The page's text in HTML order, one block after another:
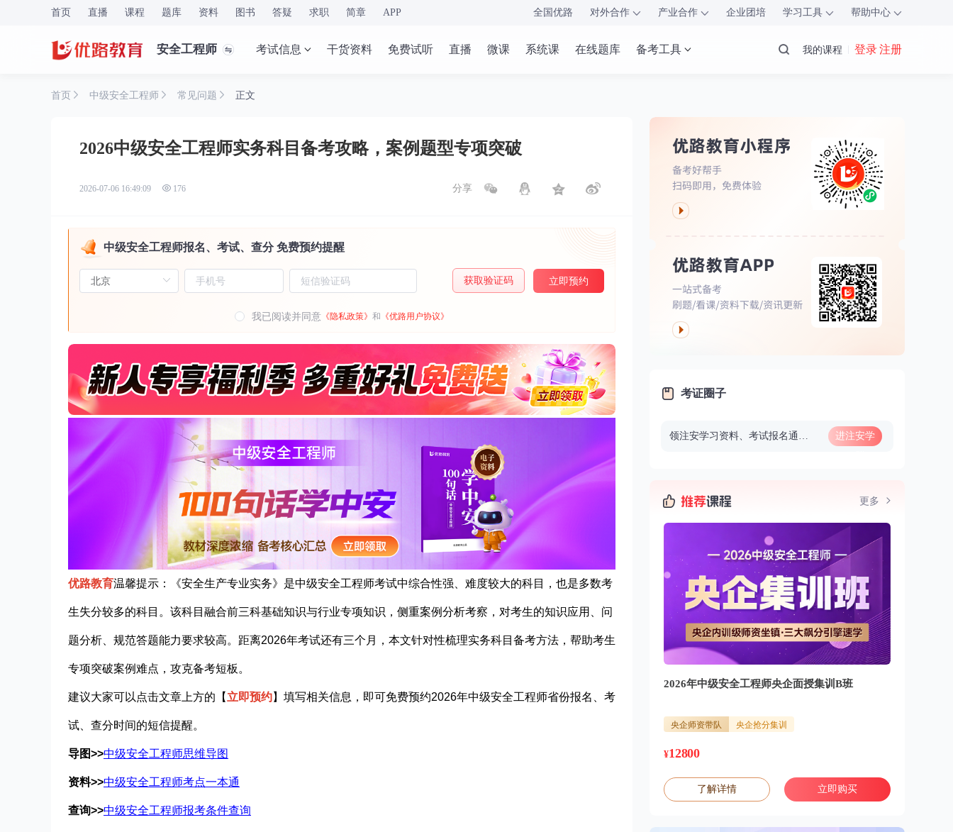
首页 直播 课程 题库 资料 图书 答疑 求职 简章 APP 全国优路 对外合作 产业合作 企业团培 学习工具 帮助中心
安全工程师 考试信息 干货资料 免费试听 直播 微课 系统课 在线题库 备考工具 我的课程 登录 注册
首页 中级安全工程师 常见问题 正文
2026中级安全工程师实务科目备考攻略，案例题型专项突破
2026-07-06 16:49:09 176 分享
中级安全工程师报名、考试、查分 免费预约提醒
获取验证码 立即预约
我已阅读并同意 《隐私政策》 和 《优路用户协议》
优路教育温馨提示： 《安全生产专业实务》是中级安全工程师考试中综合性强、难度较大的科目，也是多数考
生失分较多的科目。该科目融合前三科基础知识与行业专项知识，侧重案例分析考察，对考生的知识应用、问
题分析、规范答题能力要求较高。距离2026年考试还有三个月，本文针对性梳理实务科目备考方法，帮助考生
专项突破案例难点，攻克备考短板。
建议大家可以点击文章上方的【立即预约】填写相关信息，即可免费预约2026年中级安全工程师省份报名、考
试、查分时间的短信提醒。
导图>>中级安全工程师思维导图
资料>>中级安全工程师考点一本通
查询>>中级安全工程师报考条件查询
考证圈子
领注安学习资料、考试报名通知、做题、看直播等
进注安学
更多
2026年中级安全工程师央企面授集训B班
央企师资带队 央企抢分集训
¥12800
了解详情 立即购买